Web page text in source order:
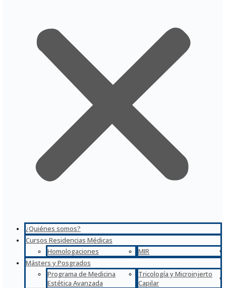
¿Quiénes somos?
Cursos Residencias Médicas
Homologaciones
MIR
Másters y Posgrados
Programa de Medicina
Estética Avanzada
Tricología y Microinjerto
Capilar